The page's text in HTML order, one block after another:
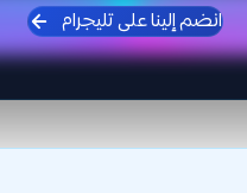
انضم إلينا على تليجرام